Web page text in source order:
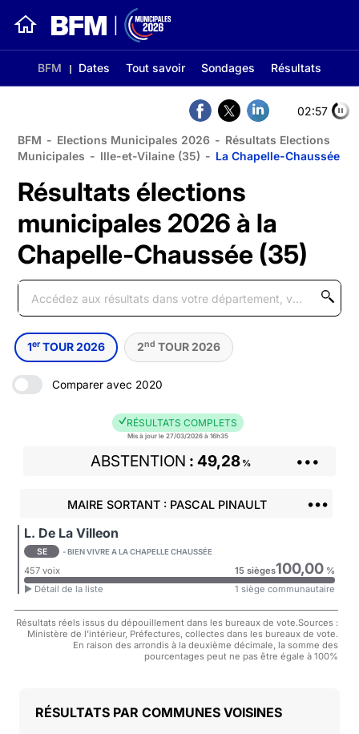
BFM Dates Tout savoir Sondages Résultats
02:56
BFM - Elections Municipales 2026 - Résultats Elections
Municipales - Ille-et-Vilaine (35) - La Chapelle-Chaussée
Résultats élections
municipales 2026 à la
Chapelle-Chaussée (35)
1er TOUR 2026 2nd TOUR 2026
Comparer avec 2020
RÉSULTATS COMPLETS
Mis à jour le 27/03/2026 à 16h35
ABSTENTION 49,28 % •••
MAIRE SORTANT : PASCAL PINAULT •••
L. De La Villeon
SE - BIEN VIVRE A LA CHAPELLE CHAUSSÉE
457 voix 15 sièges100,00%
► Détail de la liste
1 siège communautaire
Résultats réels issus du dépouillement dans les bureaux de vote.Sources :
Ministère de l'intérieur, Préfectures, collectes dans les bureaux de vote.
En raison des arrondis à la deuxième décimale, la somme des
pourcentages peut ne pas être égale à 100%
COMMUNES VOISINES